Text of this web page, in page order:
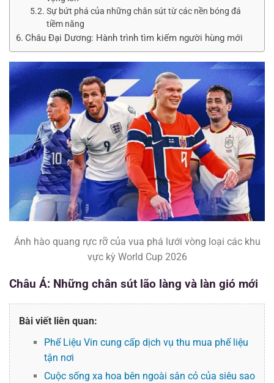
Sự bứt phá của những chân sút từ các nền bóng đá
tiềm năng
Châu Đại Dương: Hành trình tìm kiếm người hùng mới
Ánh hào quang rực rỡ của vua phá lưới vòng loại các khu
vực kỳ World Cup 2026
Châu Á: Những chân sút lão làng và làn gió mới
Bài viết liên quan:
Phế Liệu Vin cung cấp dịch vụ thu mua phế liệu
tận nơi
Cuộc sống xa hoa bên ngoài sân cỏ của siêu sao